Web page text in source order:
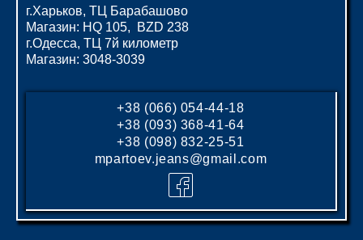
г.Харьков, ТЦ Барабашово
Магазин: HQ 105, BZD 238
г.Одесса, ТЦ 7й километр
Магазин: 3048-3039
+38 (066) 054-44-18
+38 (093) 368-41-64
+38 (098) 832-25-51
mpartoev.jeans@gmail.com